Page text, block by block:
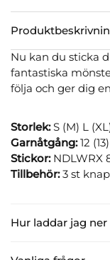
Hur laddar jag
Nu kan du sticka
fantastiska
följa och ger dig
Storlek:S (M) L
Garnåtgång:12
Stickor:NDLWRX
Tillbehör:3 st